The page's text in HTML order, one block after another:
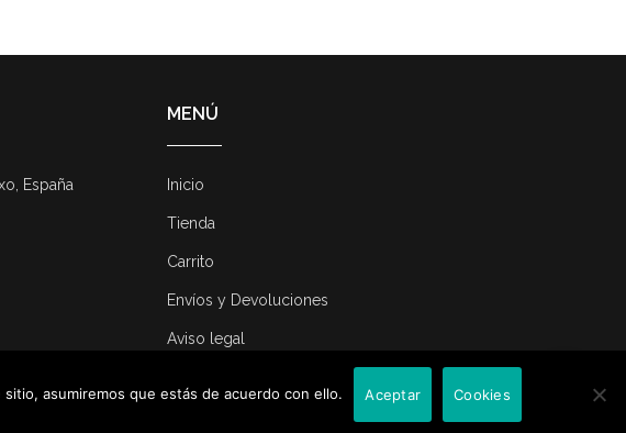
España
MENÚ
Inicio
Tienda
Carrito
Envíos y Devoluciones
Aviso legal
asumiremos que estás de acuerdo con ello. Aceptar Cookies